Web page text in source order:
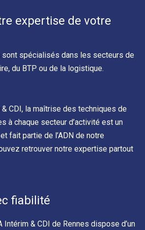
expertise de votre
sont spécialisés dans les secteurs de
du BTP ou de la logistique.
& CDI, la maîtrise des techniques de
à chaque secteur d’activité est un
fait partie de l’ADN de notre
retrouver notre expertise partout
fiabilité
Intérim & CDI de Rennes dispose d’un